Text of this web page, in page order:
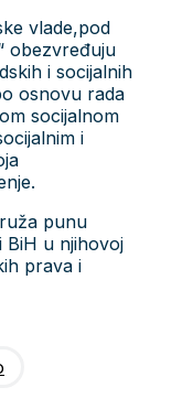
vlade,pod
obezvređuju
i socijalnih
osnovu rada
socijalnom
i
punu
BiH u njihovoj
prava i